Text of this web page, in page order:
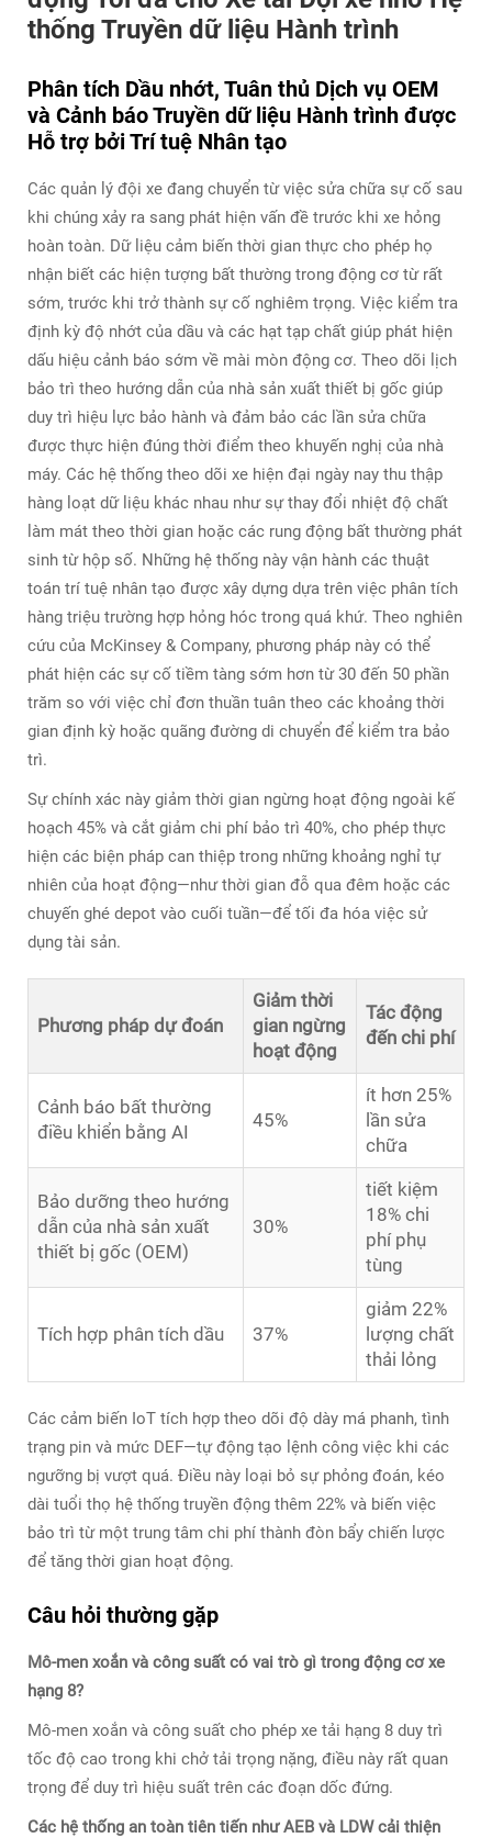
thống Truyền dữ liệu Hành trình
Phân tích Dầu nhớt, Tuân thủ Dịch vụ OEM
và Cảnh báo Truyền dữ liệu Hành trình được
Hỗ trợ bởi Trí tuệ Nhân tạo
Các quản lý đội xe đang chuyển từ việc sửa chữa sự cố sau
khi chúng xảy ra sang phát hiện vấn đề trước khi xe hỏng
hoàn toàn. Dữ liệu cảm biến thời gian thực cho phép họ
nhận biết các hiện tượng bất thường trong động cơ từ rất
sớm, trước khi trở thành sự cố nghiêm trọng. Việc kiểm tra
định kỳ độ nhớt của dầu và các hạt tạp chất giúp phát hiện
dấu hiệu cảnh báo sớm về mài mòn động cơ. Theo dõi lịch
bảo trì theo hướng dẫn của nhà sản xuất thiết bị gốc giúp
duy trì hiệu lực bảo hành và đảm bảo các lần sửa chữa
được thực hiện đúng thời điểm theo khuyến nghị của nhà
máy. Các hệ thống theo dõi xe hiện đại ngày nay thu thập
hàng loạt dữ liệu khác nhau như sự thay đổi nhiệt độ chất
làm mát theo thời gian hoặc các rung động bất thường phát
sinh từ hộp số. Những hệ thống này vận hành các thuật
toán trí tuệ nhân tạo được xây dựng dựa trên việc phân tích
hàng triệu trường hợp hỏng hóc trong quá khứ. Theo nghiên
cứu của McKinsey & Company, phương pháp này có thể
phát hiện các sự cố tiềm tàng sớm hơn từ 30 đến 50 phần
trăm so với việc chỉ đơn thuần tuân theo các khoảng thời
gian định kỳ hoặc quãng đường di chuyển để kiểm tra bảo
trì.
Sự chính xác này giảm thời gian ngừng hoạt động ngoài kế
hoạch 45% và cắt giảm chi phí bảo trì 40%, cho phép thực
hiện các biện pháp can thiệp trong những khoảng nghỉ tự
nhiên của hoạt động—như thời gian đỗ qua đêm hoặc các
chuyến ghé depot vào cuối tuần—để tối đa hóa việc sử
dụng tài sản.
Phương pháp dự đoán
Giảm thời
gian ngừng
hoạt động
Tác động
đến chi phí
Cảnh báo bất thường
điều khiển bằng AI
45%
ít hơn 25%
lần sửa
chữa
Bảo dưỡng theo hướng
dẫn của nhà sản xuất
thiết bị gốc (OEM)
30%
tiết kiệm
18% chi
phí phụ
tùng
Tích hợp phân tích dầu 37%
giảm 22%
lượng chất
thải lỏng
Các cảm biến IoT tích hợp theo dõi độ dày má phanh, tình
trạng pin và mức DEF—tự động tạo lệnh công việc khi các
ngưỡng bị vượt quá. Điều này loại bỏ sự phỏng đoán, kéo
dài tuổi thọ hệ thống truyền động thêm 22% và biến việc
bảo trì từ một trung tâm chi phí thành đòn bẩy chiến lược
để tăng thời gian hoạt động.
Câu hỏi thường gặp
Mô-men xoắn và công suất có vai trò gì trong động cơ xe
hạng 8?
Mô-men xoắn và công suất cho phép xe tải hạng 8 duy trì
tốc độ cao trong khi chở tải trọng nặng, điều này rất quan
trọng để duy trì hiệu suất trên các đoạn dốc đứng.
Các hệ thống an toàn tiên tiến như AEB và LDW cải thiện